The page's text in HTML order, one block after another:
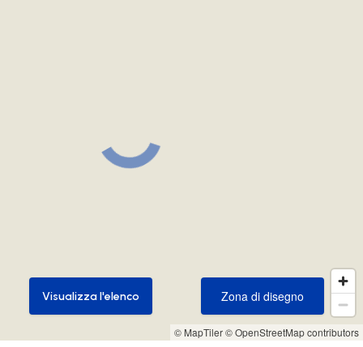
© MapTiler© OpenStreetMap contributors
Zona di disegno
Zona di disegno
Visualizza l'elenco
Visualizza l'elenco